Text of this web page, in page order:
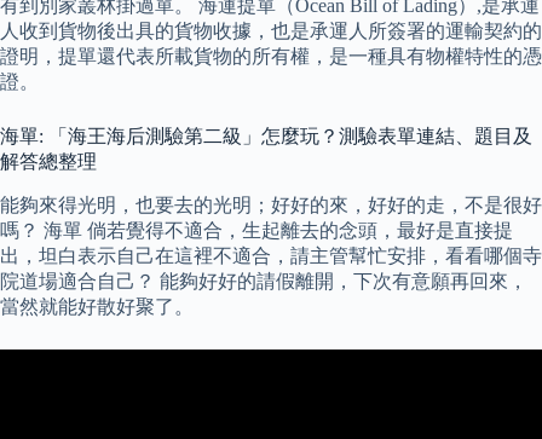
有到別家叢林掛過單。 海運提單（Ocean Bill of Lading）,是承運
人收到貨物後出具的貨物收據，也是承運人所簽署的運輸契約的
證明，提單還代表所載貨物的所有權，是一種具有物權特性的憑
證。
海單: 「海王海后測驗第二級」怎麼玩？測驗表單連結、題目及
解答總整理
能夠來得光明，也要去的光明；好好的來，好好的走，不是很好
嗎？ 海單 倘若覺得不適合，生起離去的念頭，最好是直接提
出，坦白表示自己在這裡不適合，請主管幫忙安排，看看哪個寺
院道場適合自己？ 能夠好好的請假離開，下次有意願再回來，
當然就能好散好聚了。